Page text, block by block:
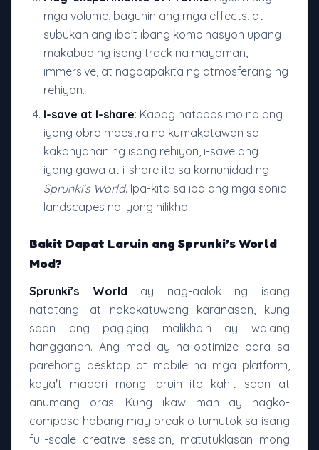
mga volume, baguhin ang mga effects, at
subukan ang iba't ibang kombinasyon upang
makabuo ng isang track na mayaman,
immersive, at nagpapakita ng atmosferang ng
rehiyon.
I-save at I-share: Kapag natapos mo na ang
iyong obra maestra na kumakatawan sa
kakanyahan ng isang rehiyon, i-save ang
iyong gawa at i-share ito sa komunidad ng
Sprunki’s World. Ipa-kita sa iba ang mga sonic
landscapes na iyong nilikha.
Bakit Dapat Laruin ang Sprunki’s World
Mod?
Sprunki’s World ay nag-aalok ng isang
natatangi at nakakatuwang karanasan, kung
saan ang pagiging malikhain ay walang
hangganan. Ang mod ay na-optimize para sa
parehong desktop at mobile na mga platform,
kaya't maaari mong laruin ito kahit saan at
anumang oras. Kung ikaw man ay nagko-
compose habang may break o tumutok sa isang
full-scale creative session, matutuklasan mong